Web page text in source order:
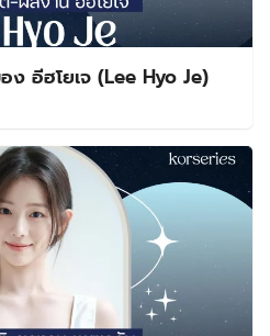
อีฮโยเจ (Lee Hyo Je)